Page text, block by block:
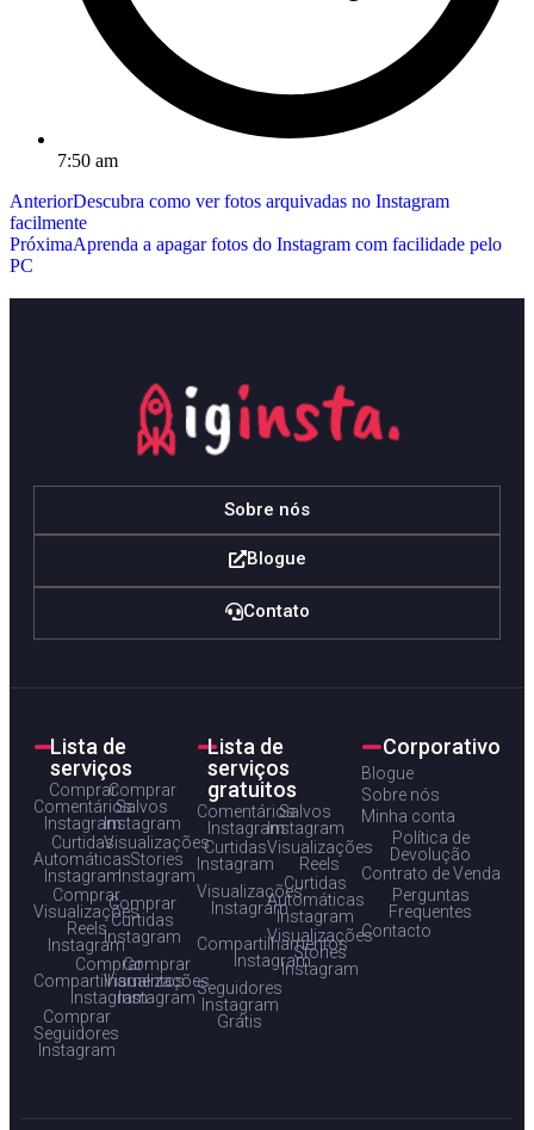
7:50 am
AnteriorDescubra como ver fotos arquivadas no Instagram
facilmente
PróximaAprenda a apagar fotos do Instagram com facilidade pelo
PC
Sobre nós
Blogue
Contato
Lista de
serviços
Comprar
Comentários
Instagram
Comprar
Salvos
Instagram
Curtidas
Automáticas
Instagram
Visualizações
Stories
Instagram
Comprar
Visualizações
Reels
Instagram
Comprar
Curtidas
Instagram
Comprar
Compartilhamentos
Instagram
Comprar
Visualizações
Instagram
Comprar
Seguidores
Instagram
Lista de
serviços
gratuitos
Comentários
Instagram
Salvos
Instagram
Curtidas
Instagram
Visualizações
Reels
Visualizações
Instagram
Curtidas
Automáticas
Instagram
Compartilhamentos
Instagram
Visualizações
Stories
Instagram
Seguidores
Instagram
Grátis
Corporativo
Blogue
Sobre nós
Minha conta
Política de
Devolução
Contrato de Venda
Perguntas
Frequentes
Contacto